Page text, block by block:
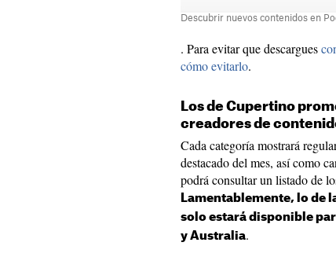
Descubrir nuevos contenidos en
. Para evitar que descargues
cómo evitarlo.
Los de Cupertino
creadores de
Cada categoría mostrará
destacado del mes, así como
podrá consultar un listado de
Lamentablemente, lo de
solo estará disponible
y Australia.